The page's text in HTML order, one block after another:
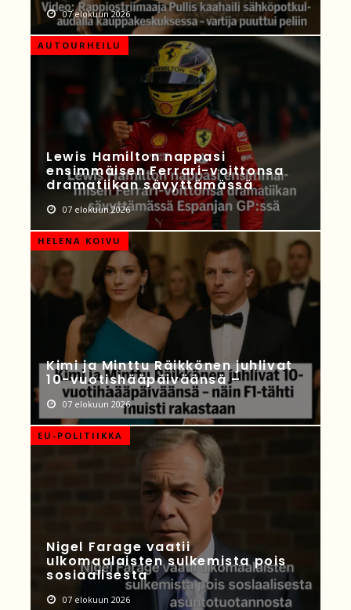
07 elokuun 2026
AUTOURHEILU
Lewis Hamilton nappasi
ensimmäisen Ferrari-voittonsa
dramatiikan sävyttämässä
07 elokuun 2026
HELENA KOIVU
Kimi ja Minttu Räikkönen juhlivat
10-vuotishääpäiväänsä –
07 elokuun 2026
EU-POLITIIKKA
Nigel Farage vaatii
ulkomaalaisten sulkemista pois
sosiaalisesta
07 elokuun 2026